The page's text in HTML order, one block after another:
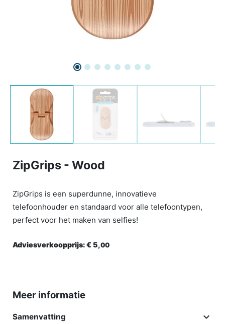
ZipGrips - Wood
ZipGrips is een superdunne, innovatieve
telefoonhouder en standaard voor alle telefoontypen,
perfect voor het maken van selfies!
Adviesverkoopprijs:€ 5,00
Meer informatie
Samenvatting 